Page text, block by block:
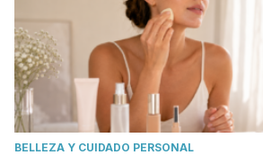
BELLEZA Y CUIDADO PERSONAL